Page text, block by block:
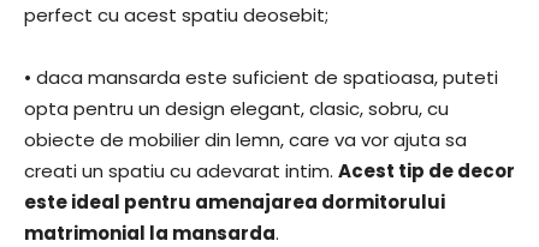
perfect cu acest spatiu deosebit;
• daca mansarda este suficient de spatioasa, puteti
opta pentru un design elegant, clasic, sobru, cu
obiecte de mobilier din lemn, care va vor ajuta sa
creati un spatiu cu adevarat intim. Acest tip de decor
este ideal pentru amenajarea dormitorului
matrimonial la mansarda.